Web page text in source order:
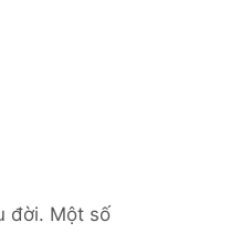
đời. Một số